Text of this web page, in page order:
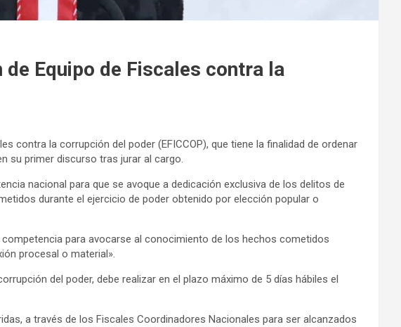
Equipo de Fiscales contra la
contra la corrupción del poder (EFICCOP), que tiene la finalidad de ordenar
su primer discurso tras jurar al cargo.
nacional para que se avoque a dedicación exclusiva de los delitos de
durante el ejercicio de poder obtenido por elección popular o
para avocarse al conocimiento de los hechos cometidos
procesal o material».
del poder, debe realizar en el plazo máximo de 5 días hábiles el
a través de los Fiscales Coordinadores Nacionales para ser alcanzados